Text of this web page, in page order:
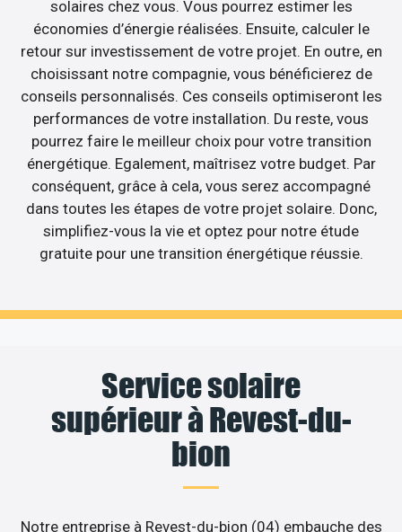
solaires chez vous. Vous pourrez estimer les
économies d’énergie réalisées. Ensuite, calculer le
retour sur investissement de votre projet. En outre, en
choisissant notre compagnie, vous bénéficierez de
conseils personnalisés. Ces conseils optimiseront les
performances de votre installation. Du reste, vous
pourrez faire le meilleur choix pour votre transition
énergétique. Egalement, maîtrisez votre budget. Par
conséquent, grâce à cela, vous serez accompagné
dans toutes les étapes de votre projet solaire. Donc,
simplifiez-vous la vie et optez pour notre étude
gratuite pour une transition énergétique réussie.
Service solaire
supérieur à Revest-du-
bion
Notre entreprise à Revest-du-bion (04) embauche des